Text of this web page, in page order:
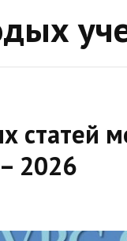
статей
2026